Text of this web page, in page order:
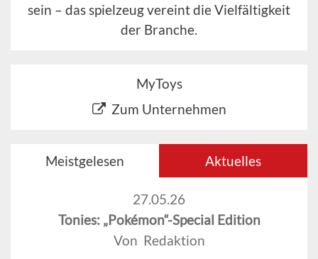
sein – das spielzeug vereint die Vielfältigkeit
der Branche.
MyToys
Zum Unternehmen
Meistgelesen Aktuelles
27.05.26
Tonies: „Pokémon“-Special Edition
Von Redaktion